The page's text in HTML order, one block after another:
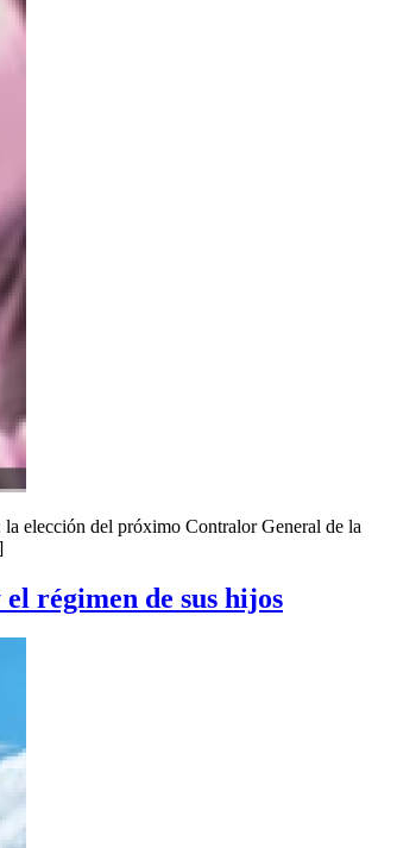
elección del próximo Contralor General de la
régimen de sus hijos